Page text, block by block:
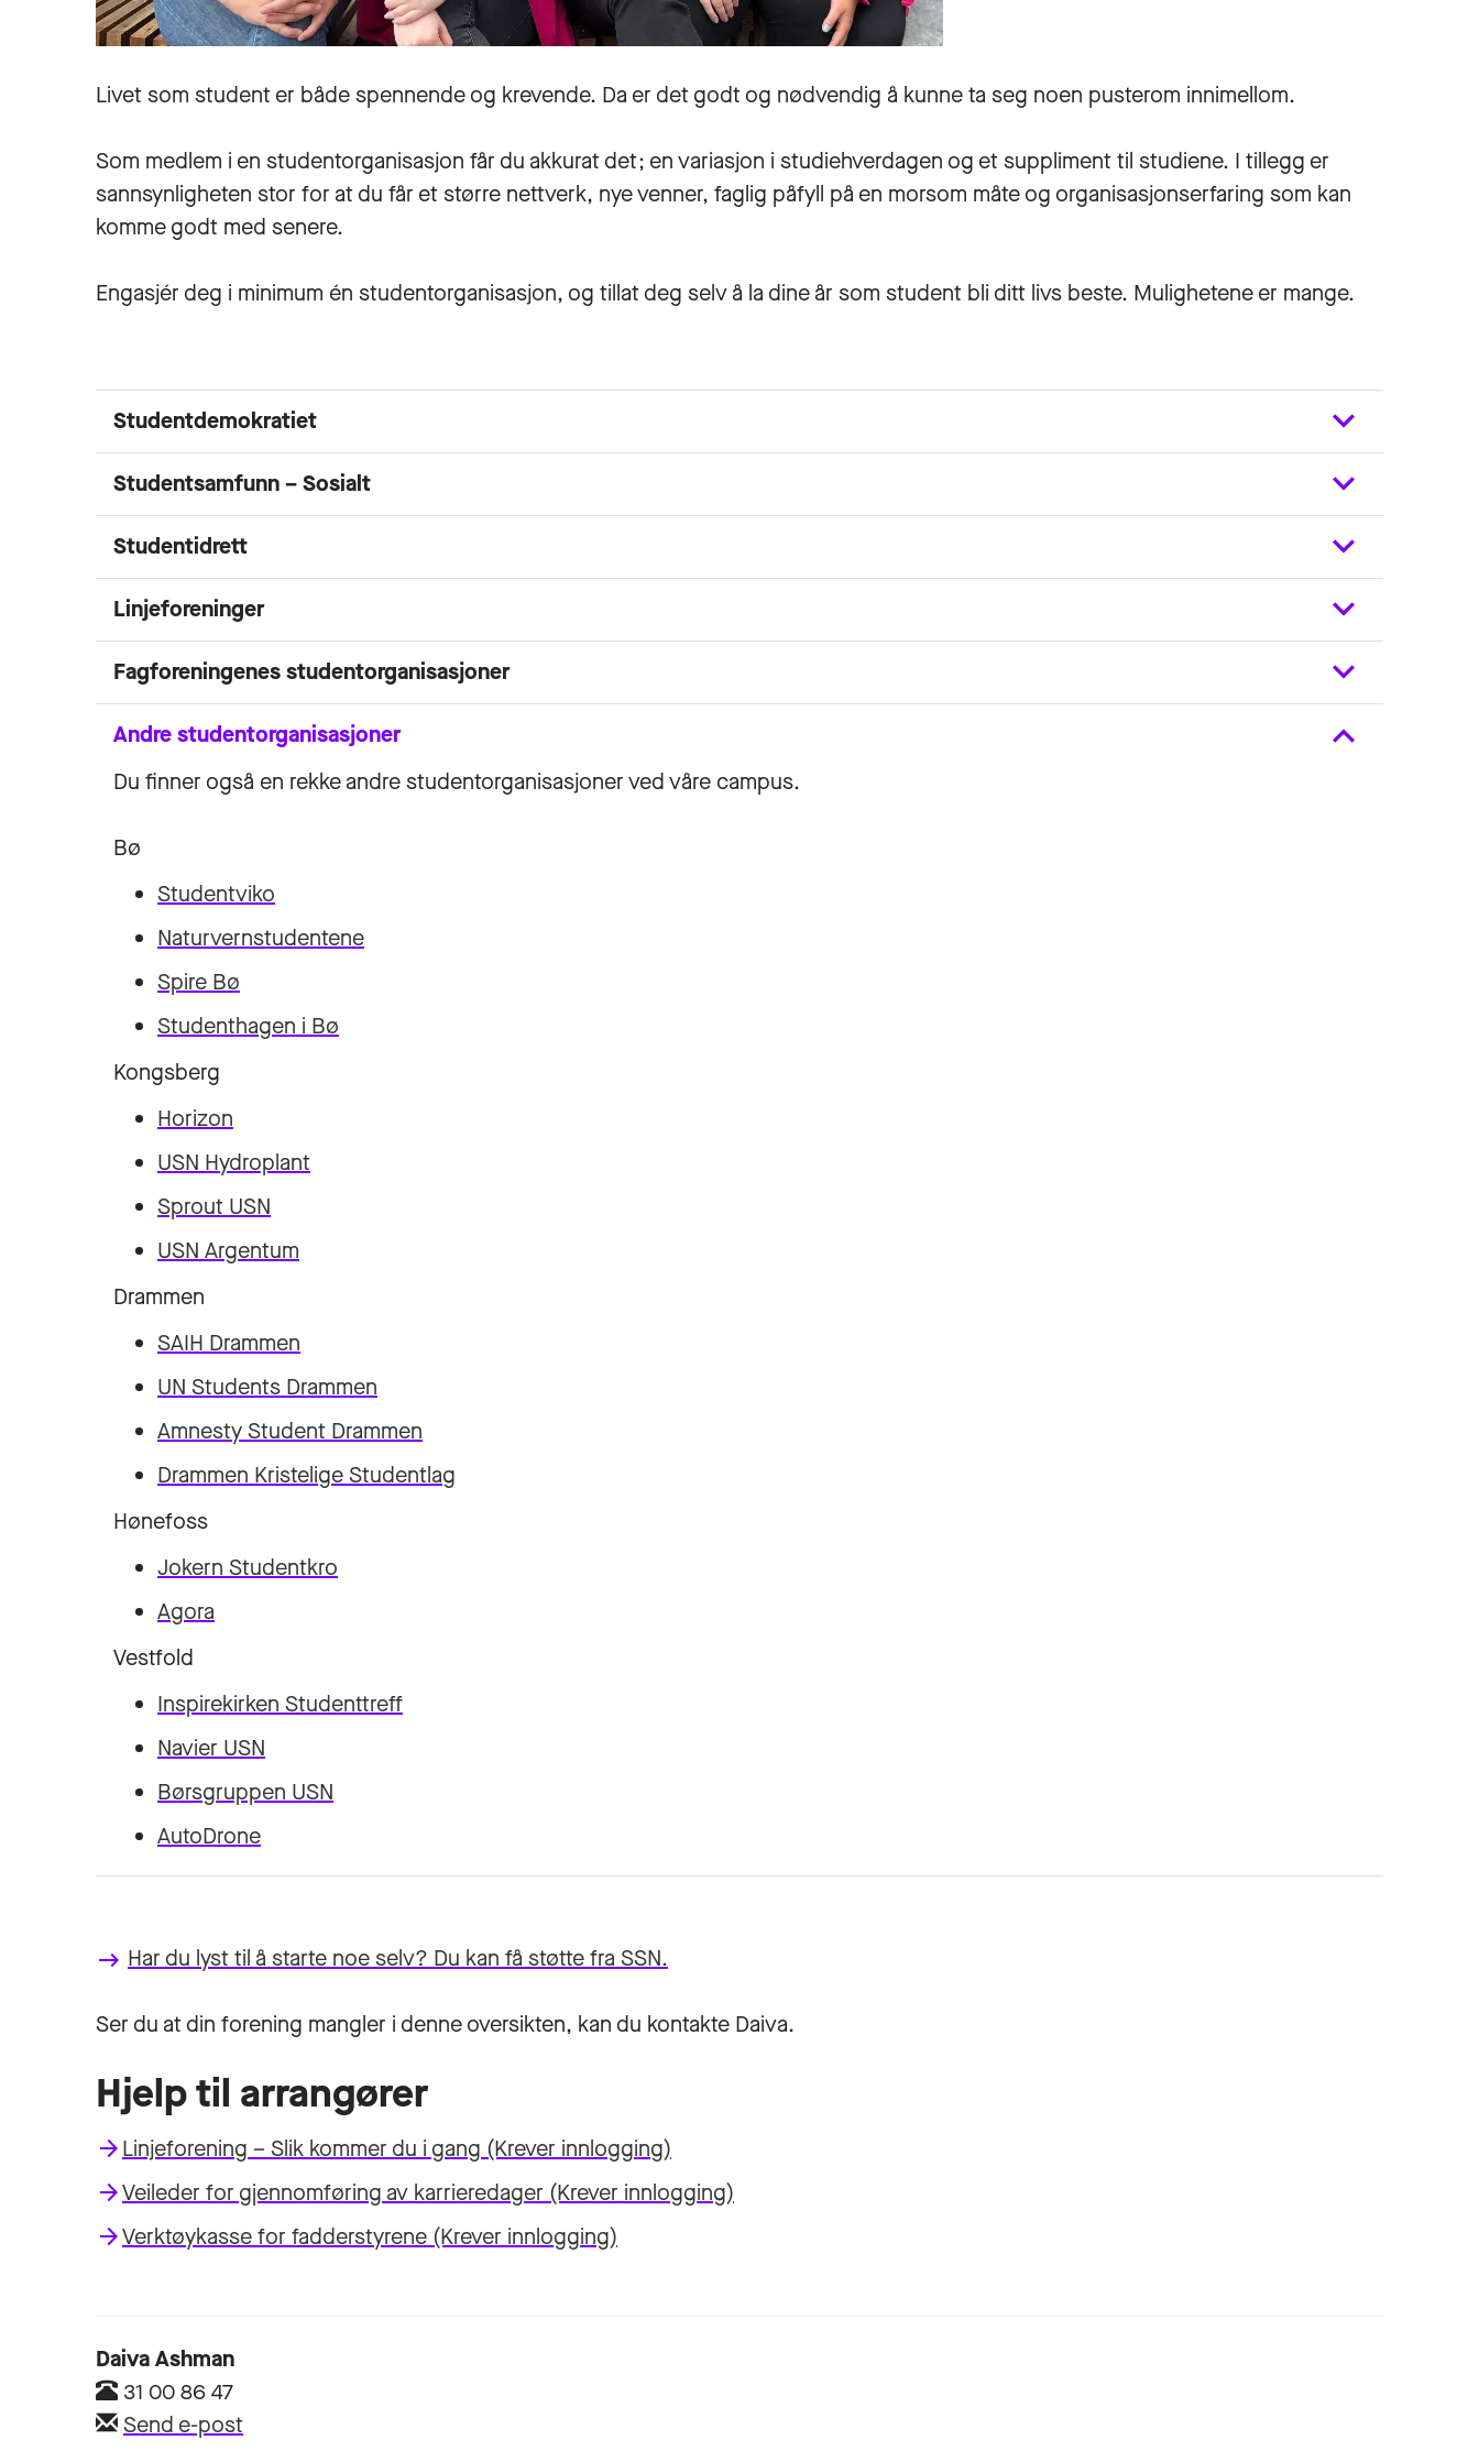
Livet som student er både spennende og krevende. Da er det godt og nødvendig å kunne ta seg noen pusterom innimellom.
Som medlem i en studentorganisasjon får du akkurat det; en variasjon i studiehverdagen og et suppliment til studiene. I tillegg er
sannsynligheten stor for at du får et større nettverk, nye venner, faglig påfyll på en morsom måte og organisasjonserfaring som kan
komme godt med senere.
Engasjér deg i minimum én studentorganisasjon, og tillat deg selv å la dine år som student bli ditt livs beste. Mulighetene er mange.
Studentdemokratiet
Studentsamfunn – Sosialt
Studentidrett
Linjeforeninger
Fagforeningenes studentorganisasjoner
Andre studentorganisasjoner
Du finner også en rekke andre studentorganisasjoner ved våre campus.
Bø
Studentviko
Naturvernstudentene
Spire Bø
Studenthagen i Bø
Kongsberg
Horizon
USN Hydroplant
Sprout USN
USN Argentum
Drammen
SAIH Drammen
UN Students Drammen
Amnesty Student Drammen
Drammen Kristelige Studentlag
Hønefoss
Jokern Studentkro
Agora
Vestfold
Inspirekirken Studenttreff
Navier USN
Børsgruppen USN
AutoDrone
keyboard_backspace Har du lyst til å starte noe selv? Du kan få støtte fra SSN.
Ser du at din forening mangler i denne oversikten, kan du kontakte Daiva.
Hjelp til arrangører
Linjeforening – Slik kommer du i gang (Krever innlogging)
Veileder for gjennomføring av karrieredager (Krever innlogging)
Verktøykasse for fadderstyrene (Krever innlogging)
Daiva Ashman
31 00 86 47
Send e-post